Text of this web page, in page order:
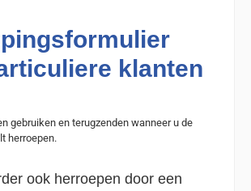
klanten
gebruiken en terugzenden wanneer u de
herroepen.
ook herroepen door een